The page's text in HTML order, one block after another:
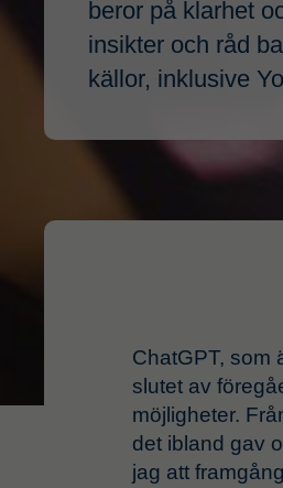
beror på klarhet
insikter och råd
källor, inklusive
ChatGPT, som
slutet av
möjligheter.
det ibland gav
jag att